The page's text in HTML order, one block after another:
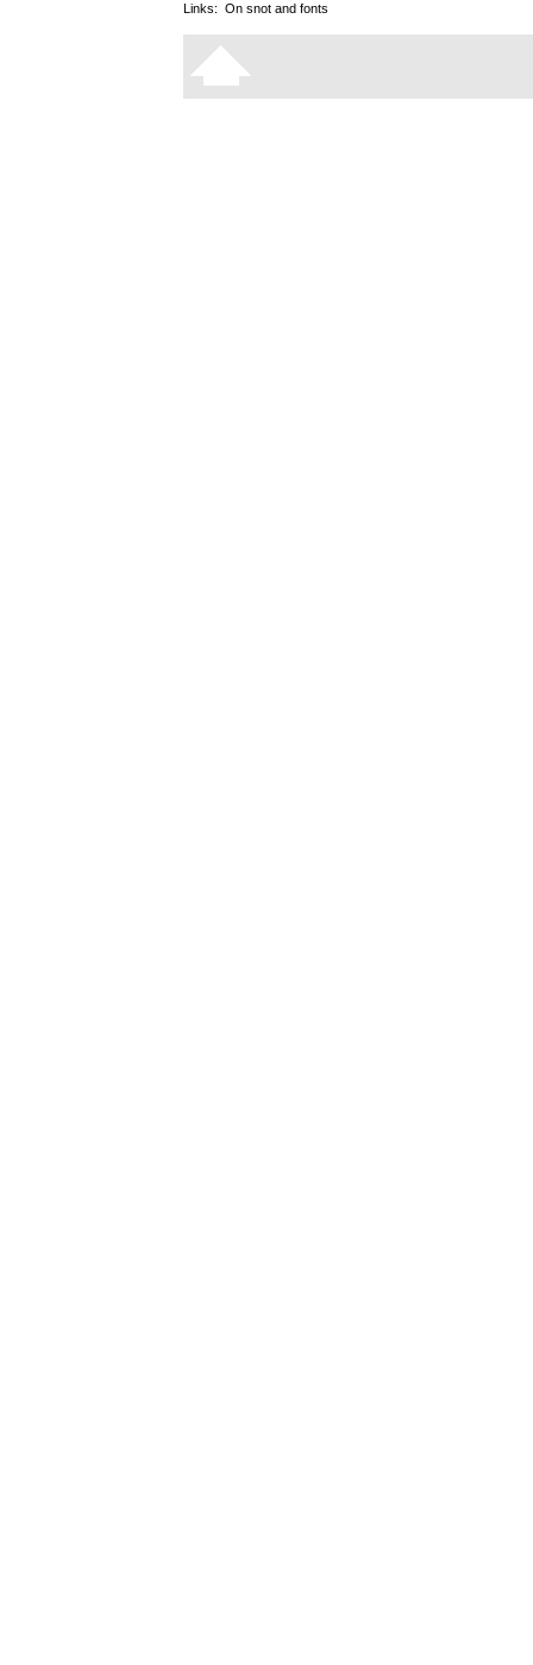
Links: On snot and fonts